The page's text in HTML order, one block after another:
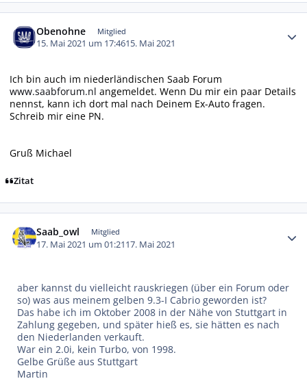
Obenohne Mitglied
15. Mai 2021 um 17:4615. Mai 2021
Ich bin auch im niederländischen Saab Forum
www.saabforum.nl angemeldet. Wenn Du mir ein paar Details
nennst, kann ich dort mal nach Deinem Ex-Auto fragen.
Schreib mir eine PN.
Gruß Michael
Zitat
Saab_owl Mitglied
17. Mai 2021 um 01:2117. Mai 2021
aber kannst du vielleicht rauskriegen (über ein Forum oder
so) was aus meinem gelben 9.3-I Cabrio geworden ist?
Das habe ich im Oktober 2008 in der Nähe von Stuttgart in
Zahlung gegeben, und später hieß es, sie hätten es nach
den Niederlanden verkauft.
War ein 2.0i, kein Turbo, von 1998.
Gelbe Grüße aus Stuttgart
Martin